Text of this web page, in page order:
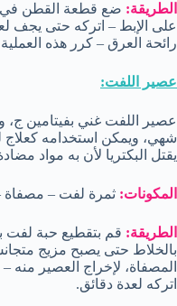
الطريقة: ضع قطعة القطن في
على الإبط – اتركه حتى يجف
رائحة العرق – كرر هذه
عصير اللفت:
عصير اللفت غني بفيتامين
شهي، ويمكن استخدامه كعلاج
يقتل البكتريا لأن به مواد
المكونات: ثمرة لفت –
الطريقة: قم بتقطيع حبة لفت
بالخلاط حتى يصبح مزيج
المصفاة، لإخراج العصير منه
اتركه لعدة دقائق.